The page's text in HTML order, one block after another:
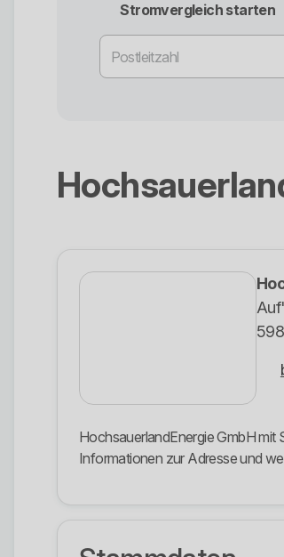
Stromvergleich starten
HochsauerlandEnergie GmbH mit
Informationen zur Adresse und